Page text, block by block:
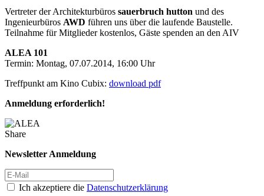
Vertreter der Architekturbüros sauerbruch hutton und des
Ingenieurbüros AWD führen uns über die laufende Baustelle.
Teilnahme für Mitglieder kostenlos, Gäste spenden an den AIV
ALEA 101
Termin: Montag, 07.07.2014, 16:00 Uhr
Treffpunkt am Kino Cubix: download pdf
Anmeldung erforderlich!
Share
Newsletter Anmeldung
Ich akzeptiere die Datenschutzerklärung